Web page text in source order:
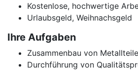
Kostenlose, hochwertige
Urlaubsgeld, Weihnachsgeld
Ihre Aufgaben
Zusammenbau von
Durchführung von